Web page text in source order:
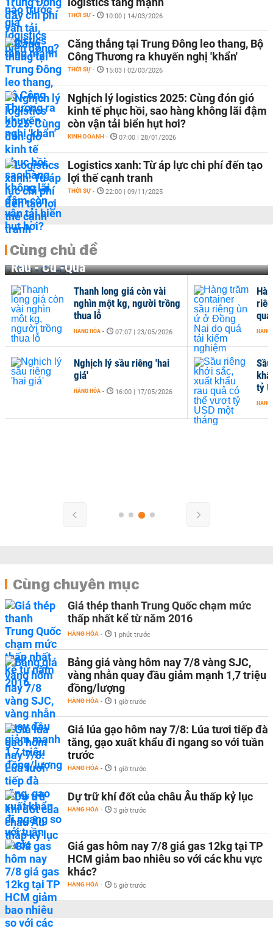
THỜI SỰ - 10:00 | 14/03/2026
Căng thẳng tại Trung Đông leo thang, Bộ
Công Thương ra khuyến nghị 'khẩn'
THỜI SỰ - 15:03 | 02/03/2026
Nghịch lý logistics 2025: Cùng đón gió
kinh tế phục hồi, sao hàng không lãi đậm
còn vận tải biển hụt hơi?
KINH DOANH - 07:00 | 28/01/2026
Logistics xanh: Từ áp lực chi phí đến tạo
lợi thế cạnh tranh
THỜI SỰ - 22:00 | 09/11/2025
Cùng chủ đề
Rau - Củ -Quả
tỷ
HÀNG
Thanh long giá còn vài
nghìn một kg, người trồng
thua lỗ
HÀNG HÓA - 07:07 | 23/05/2026
Nghịch lý sầu riêng 'hai
giá'
HÀNG HÓA - 16:00 | 17/05/2026
HÀNG
Cùng chuyên mục
Giá thép thanh Trung Quốc chạm mức
thấp nhất kể từ năm 2016
HÀNG HÓA - 1 phút trước
Bảng giá vàng hôm nay 7/8 vàng SJC,
vàng nhẫn quay đầu giảm mạnh 1,7 triệu
đồng/lượng
HÀNG HÓA - 1 giờ trước
Giá lúa gạo hôm nay 7/8: Lúa tươi tiếp đà
tăng, gạo xuất khẩu đi ngang so với tuần
trước
HÀNG HÓA - 1 giờ trước
Dự trữ khí đốt của châu Âu thấp kỷ lục
HÀNG HÓA - 3 giờ trước
Giá gas hôm nay 7/8 giá gas 12kg tại TP
HCM giảm bao nhiêu so với các khu vực
khác?
HÀNG HÓA - 5 giờ trước